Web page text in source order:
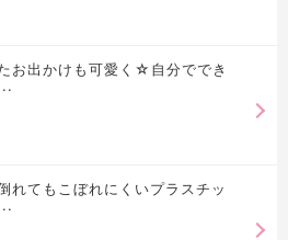
お出かけも可愛く☆自分ででき
れてもこぼれにくいプラスチッ